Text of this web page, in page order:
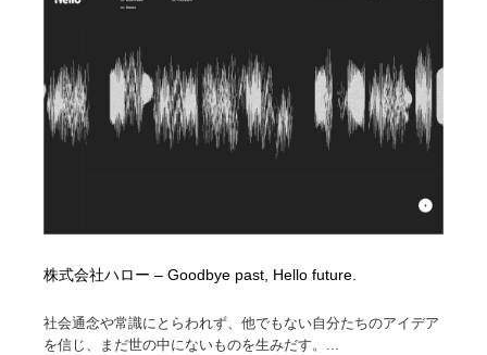
株式会社ハロー – Goodbye past, Hello future.
社会通念や常識にとらわれず、他でもない自分たちのアイデア
を信じ、まだ世の中にないものを生みだす。...